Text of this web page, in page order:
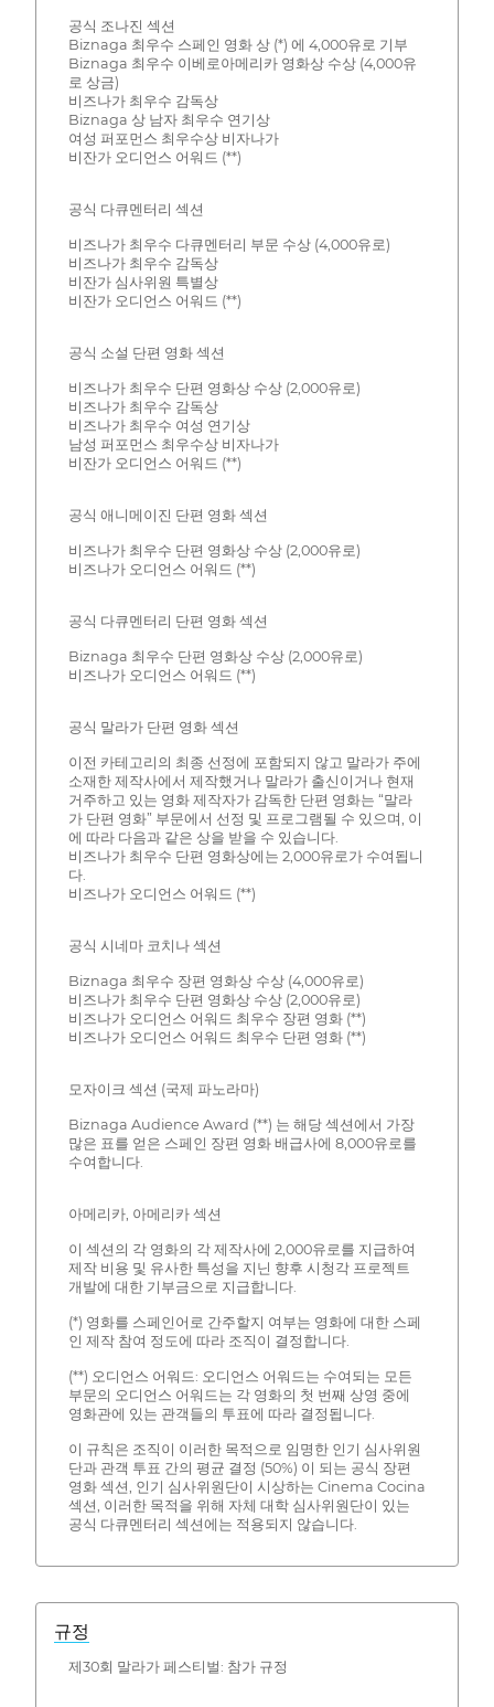
공식 조나진 섹션
Biznaga 최우수 스페인 영화 상 (*) 에 4,000유로 기부
Biznaga 최우수 이베로아메리카 영화상 수상 (4,000유
로 상금)
비즈나가 최우수 감독상
Biznaga 상 남자 최우수 연기상
여성 퍼포먼스 최우수상 비자나가
비잔가 오디언스 어워드 (**)
공식 다큐멘터리 섹션
비즈나가 최우수 다큐멘터리 부문 수상 (4,000유로)
비즈나가 최우수 감독상
비잔가 심사위원 특별상
비잔가 오디언스 어워드 (**)
공식 소설 단편 영화 섹션
비즈나가 최우수 단편 영화상 수상 (2,000유로)
비즈나가 최우수 감독상
비즈나가 최우수 여성 연기상
남성 퍼포먼스 최우수상 비자나가
비잔가 오디언스 어워드 (**)
공식 애니메이진 단편 영화 섹션
비즈나가 최우수 단편 영화상 수상 (2,000유로)
비즈나가 오디언스 어워드 (**)
공식 다큐멘터리 단편 영화 섹션
Biznaga 최우수 단편 영화상 수상 (2,000유로)
비즈나가 오디언스 어워드 (**)
공식 말라가 단편 영화 섹션
이전 카테고리의 최종 선정에 포함되지 않고 말라가 주에
소재한 제작사에서 제작했거나 말라가 출신이거나 현재
거주하고 있는 영화 제작자가 감독한 단편 영화는 “말라
가 단편 영화” 부문에서 선정 및 프로그램될 수 있으며, 이
에 따라 다음과 같은 상을 받을 수 있습니다.
비즈나가 최우수 단편 영화상에는 2,000유로가 수여됩니
다.
비즈나가 오디언스 어워드 (**)
공식 시네마 코치나 섹션
Biznaga 최우수 장편 영화상 수상 (4,000유로)
비즈나가 최우수 단편 영화상 수상 (2,000유로)
비즈나가 오디언스 어워드 최우수 장편 영화 (**)
비즈나가 오디언스 어워드 최우수 단편 영화 (**)
모자이크 섹션 (국제 파노라마)
Biznaga Audience Award (**) 는 해당 섹션에서 가장
많은 표를 얻은 스페인 장편 영화 배급사에 8,000유로를
수여합니다.
아메리카, 아메리카 섹션
이 섹션의 각 영화의 각 제작사에 2,000유로를 지급하여
제작 비용 및 유사한 특성을 지닌 향후 시청각 프로젝트
개발에 대한 기부금으로 지급합니다.
(*) 영화를 스페인어로 간주할지 여부는 영화에 대한 스페
인 제작 참여 정도에 따라 조직이 결정합니다.
(**) 오디언스 어워드: 오디언스 어워드는 수여되는 모든
부문의 오디언스 어워드는 각 영화의 첫 번째 상영 중에
영화관에 있는 관객들의 투표에 따라 결정됩니다.
이 규칙은 조직이 이러한 목적으로 임명한 인기 심사위원
단과 관객 투표 간의 평균 결정 (50%) 이 되는 공식 장편
영화 섹션, 인기 심사위원단이 시상하는 Cinema Cocina
섹션, 이러한 목적을 위해 자체 대학 심사위원단이 있는
공식 다큐멘터리 섹션에는 적용되지 않습니다.
규정
제30회 말라가 페스티벌: 참가 규정